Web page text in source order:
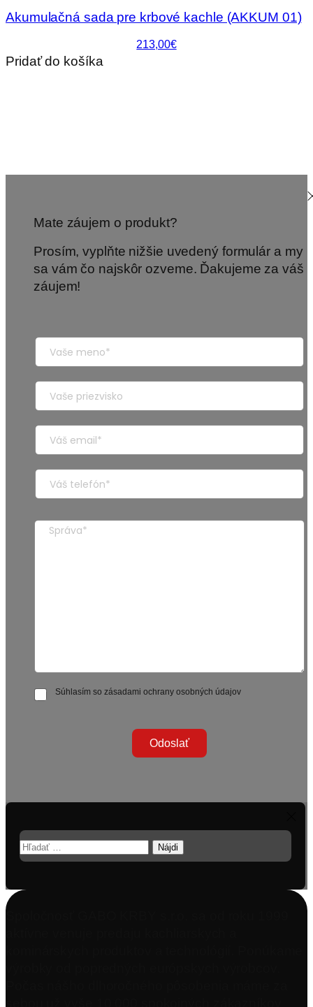
Akumulačná sada pre krbové kachle (AKKUM 01)
213,00€
Pridať do košíka
Mate záujem o produkt?
Prosím, vyplňte nižšie uvedený formulár a my
sa vám čo najskôr ozveme. Ďakujeme za váš
záujem!
Súhlasím so zásadami ochrany osobných údajov
Odoslať
Hľadať: